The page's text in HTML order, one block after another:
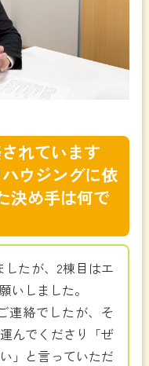
れています
ウジングに依
決め手は何で
したが、2棟目はエ
いしました。
連絡でしたが、そ
んでくださり「ぜ
」と言っていただ